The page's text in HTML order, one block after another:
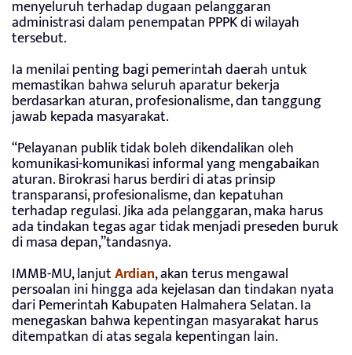
menyeluruh terhadap dugaan pelanggaran
administrasi dalam penempatan PPPK di wilayah
tersebut.
Ia menilai penting bagi pemerintah daerah untuk
memastikan bahwa seluruh aparatur bekerja
berdasarkan aturan, profesionalisme, dan tanggung
jawab kepada masyarakat.
“Pelayanan publik tidak boleh dikendalikan oleh
komunikasi-komunikasi informal yang mengabaikan
aturan. Birokrasi harus berdiri di atas prinsip
transparansi, profesionalisme, dan kepatuhan
terhadap regulasi. Jika ada pelanggaran, maka harus
ada tindakan tegas agar tidak menjadi preseden buruk
di masa depan,”tandasnya.
IMMB-MU, lanjutArdian, akan terus mengawal
persoalan ini hingga ada kejelasan dan tindakan nyata
dari Pemerintah Kabupaten Halmahera Selatan. Ia
menegaskan bahwa kepentingan masyarakat harus
ditempatkan di atas segala kepentingan lain.